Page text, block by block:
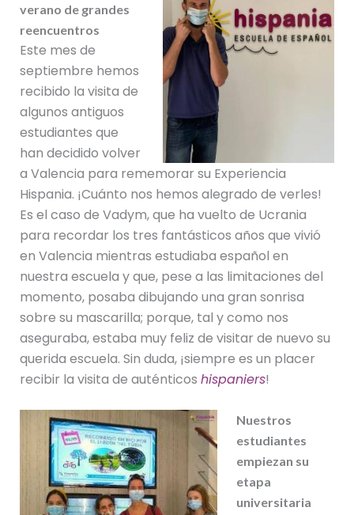
verano de grandes
reencuentros
Este mes de
septiembre hemos
recibido la visita de
algunos antiguos
estudiantes que
han decidido volver
a Valencia para rememorar su Experiencia
Hispania. ¡Cuánto nos hemos alegrado de verles!
Es el caso de Vadym, que ha vuelto de Ucrania
para recordar los tres fantásticos años que vivió
en Valencia mientras estudiaba español en
nuestra escuela y que, pese a las limitaciones del
momento, posaba dibujando una gran sonrisa
sobre su mascarilla; porque, tal y como nos
aseguraba, estaba muy feliz de visitar de nuevo su
querida escuela. Sin duda, ¡siempre es un placer
recibir la visita de auténticos hispaniers!
Nuestros
estudiantes
empiezan su
etapa
universitaria